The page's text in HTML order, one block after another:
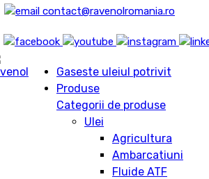
contact@ravenolromania.ro
Gaseste uleiul potrivit
Produse
Categorii de produse
Ulei
Agricultura
Ambarcatiuni
Fluide ATF